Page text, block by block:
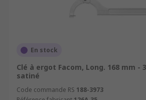
En stock
Clé à ergot Facom, Long. 168 mm -
satiné
Code commande RS 188-3973